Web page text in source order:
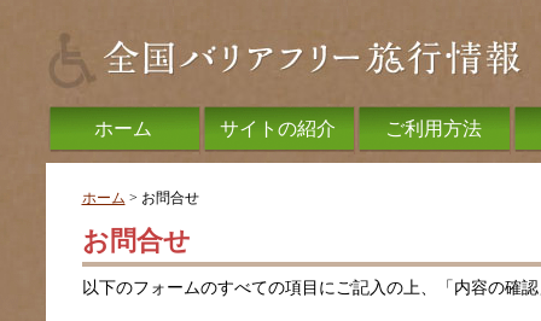
ホーム サイトの紹介 ご利用方法
ホーム > お問合せ
お問合せ
以下のフォームのすべての項目にご記入の上、「内容の確